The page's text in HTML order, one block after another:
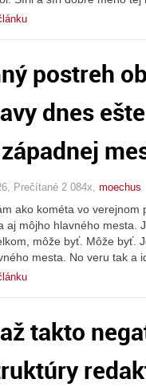
postreh
dnes
Prečítané 2 084x, moechus
ako kométa vo
aj môjho hlavného mesta.
môže byť. Môže byť.
mesta. No veru tak
takto